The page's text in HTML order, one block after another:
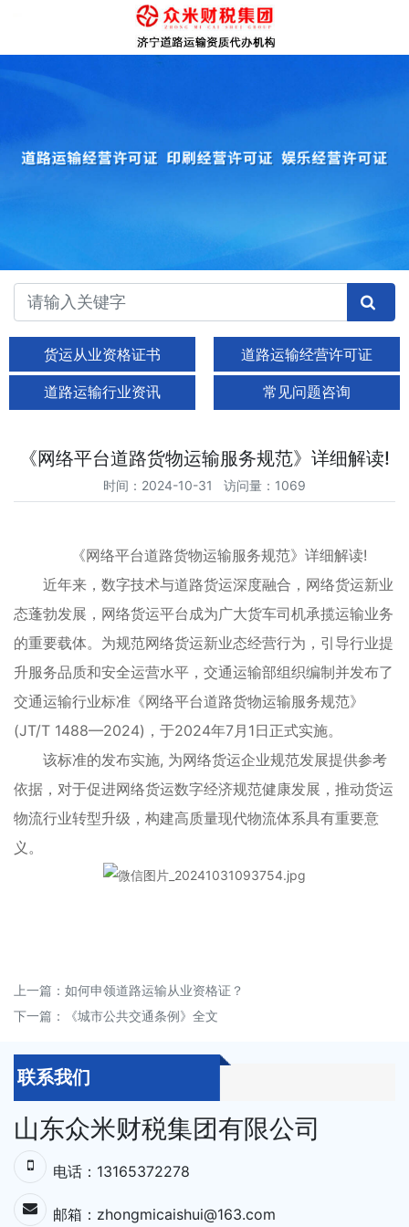
货运从业资格证书 道路运输经营许可证
道路运输行业资讯 常见问题咨询
《网络平台道路货物运输服务规范》详细解读!
时间：2024-10-31 访问量：1069
《网络平台道路货物运输服务规范》详细解读!
近年来，数字技术与道路货运深度融合，网络货运新业
态蓬勃发展，网络货运平台成为广大货车司机承揽运输业务
的重要载体。为规范网络货运新业态经营行为，引导行业提
升服务品质和安全运营水平，交通运输部组织编制并发布了
交通运输行业标准《网络平台道路货物运输服务规范》
(JT/T 1488—2024)，于2024年7月1日正式实施。
该标准的发布实施, 为网络货运企业规范发展提供参考
依据，对于促进网络货运数字经济规范健康发展，推动货运
物流行业转型升级，构建高质量现代物流体系具有重要意
义。
上一篇： 如何申领道路运输从业资格证？
下一篇：
《城市公共交通条例》全文
联系我们
山东众米财税集团有限公司
电话：13165372278
邮箱：zhongmicaishui@163.com